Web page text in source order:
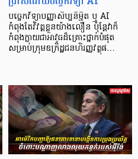
បច្ចេកវិទ្យាបញ្ញាសិប្បនិម្មិត ឬ AI
កំពុងតែវិវត្តខ្លួនយ៉ាងលឿន ប៉ុន្តែវាក៏
កំពុងក្លាយជាអាវុធដ៏គ្រោះថ្នាក់បំផុត
សម្រាប់ក្រុមឧក្រិដ្ឋជនហិរញ្ញវត្ថុផ…